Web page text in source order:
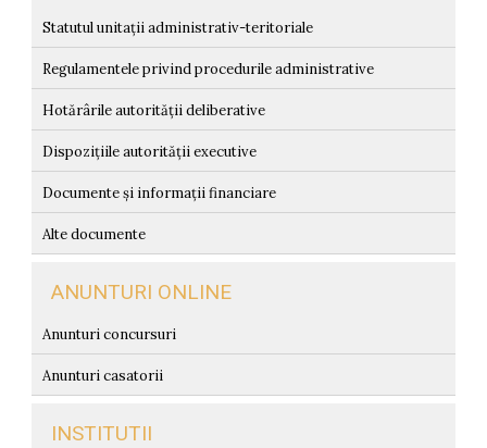
Statutul unitații administrativ-teritoriale
Regulamentele privind procedurile administrative
Hotărârile autorității deliberative
Dispozițiile autorității executive
Documente și informații financiare
Alte documente
ANUNTURI ONLINE
Anunturi concursuri
Anunturi casatorii
INSTITUTII